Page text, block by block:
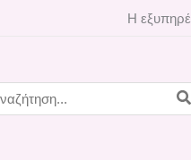
ΗΣετ
αγόρι